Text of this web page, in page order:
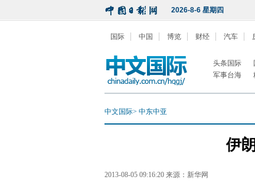
2026-8-6 星期四
国际 中国 博览 财经 汽车
头条国际
军事台海
中文国际> 中东中亚
伊
2013-08-05 09:16:20 来源：新华网